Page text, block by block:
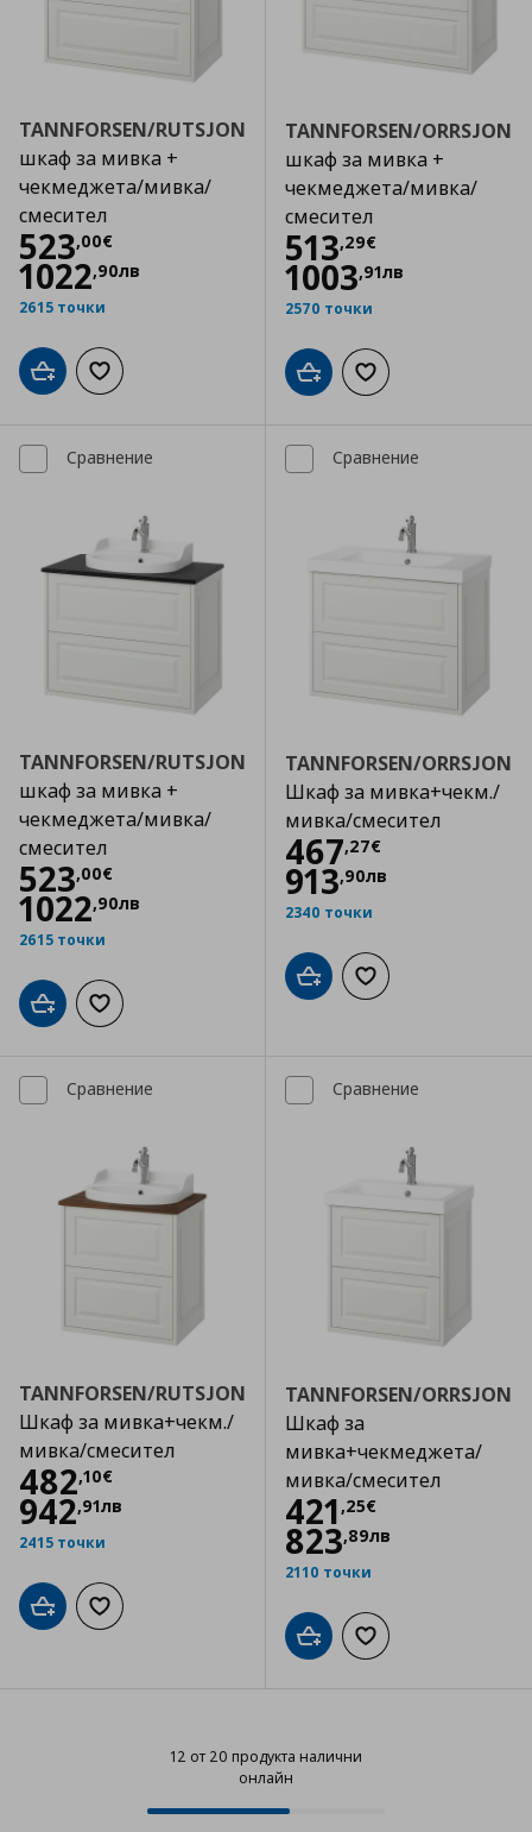
TANNFORSEN/RUTSJON
шкаф за мивка +
чекмеджета/мивка/
смесител
523,00€
Цена
1022,90лв
2615 точки
Добави в кошницата
Добави към списъка с любими
TANNFORSEN/ORRSJON
шкаф за мивка +
чекмеджета/мивка/
смесител
513,29€
Цена
1003,91лв
2570 точки
Добави в кошницата
Добави към
Сравнение
TANNFORSEN/RUTSJON
шкаф за мивка +
чекмеджета/мивка/
смесител
523,00€
Цена
1022,90лв
2615 точки
Добави в кошницата
Добави към списъка с любими
Сравнение
TANNFORSEN/ORRSJON
Шкаф за мивка+чекм./
мивка/смесител
467,27€
Цена467,27 €
913,90лв
2340 точки
Добави в кошницата
Добави към
Сравнение
TANNFORSEN/RUTSJON
Шкаф за мивка+чекм./
мивка/смесител
482,10€
Цена
942,91лв
2415 точки
Добави в кошницата
Добави към списъка с любими
Сравнение
TANNFORSEN/ORRSJON
Шкаф за
мивка+чекмеджета/
мивка/смесител
421 ,25€
Цена
823,89лв
2110 точки
Добави в кошницата
Добави към
12 от 20 продукта налични
онлайн
12 от 20 продукта налични
Progress: